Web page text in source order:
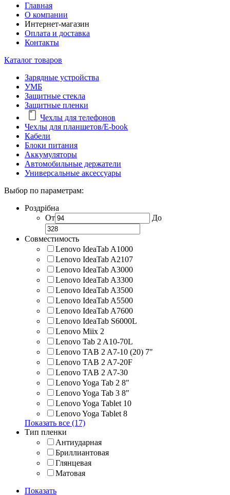
Главная
О компании
Интернет-магазин
Оплата и доставка
Контакты
Каталог товаров
Зарядные устройства
УМБ
Защитные стекла
Защитные пленки
Чехлы для телефонов
Чехлы для планшетов/E-book
Кабели
Блоки питания
Аккумуляторы
Автомобильные держатели
Универсальные аксессуары
Выбор по параметрам:
Роздрібна
От
До
Совместимость
Lenovo IdeaTab A1000
Lenovo IdeaTab A2107
Lenovo IdeaTab A3000
Lenovo IdeaTab A3300
Lenovo IdeaTab A3500
Lenovo IdeaTab A5500
Lenovo IdeaTab A7600
Lenovo IdeaTab S6000L
Lenovo Miix 2
Lenovo Tab 2 A10-70L
Lenovo TAB 2 A7-10 (20) 7"
Lenovo TAB 2 A7-20F
Lenovo TAB 2 A7-30
Lenovo Yoga Tab 2 8"
Lenovo Yoga Tab 3 8"
Lenovo Yoga Tablet 10
Lenovo Yoga Tablet 8
Показать все (17)
Тип пленки
Антиударная
Бриллиантовая
Глянцевая
Матовая
Показать